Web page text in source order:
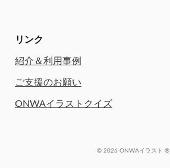
リンク
紹介＆利用事例
ご支援のお願い
ONWAイラストクイズ
© 2026 ONWAイラスト ®